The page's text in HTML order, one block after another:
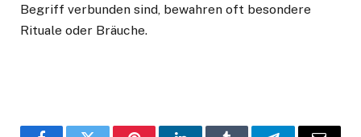
Begriff verbunden sind, bewahren oft besondere
Rituale oder Bräuche.